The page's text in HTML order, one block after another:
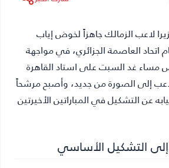
لاعب الزمالك جاهزاً لخوض إياب
اتحاد العاصمة الجزائري،في مواجهة
مساء غد السبت على استاد القاهرة
إلى الصورة من جديد، وأصبح مرشحاً
عن التشكيل في المباراتين الأخيرتين
إلى التشكيل الأساسي